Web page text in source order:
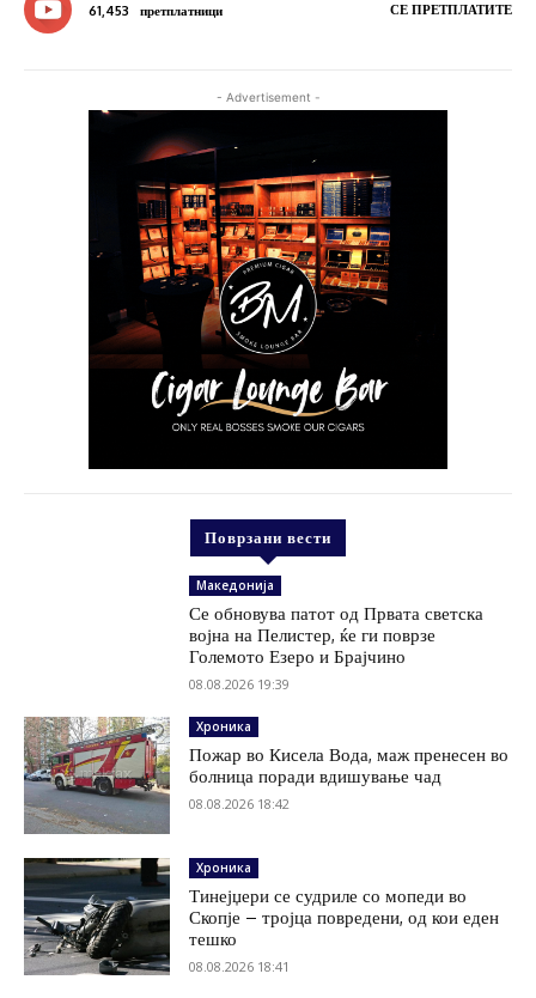
61,453 претплатници СЕ ПРЕТПЛАТИТЕ
- Advertisement -
Поврзани вести
Македонија
Се обновува патот од Првата светска
војна на Пелистер, ќе ги поврзе
Големото Езеро и Брајчино
08.08.2026 19:39
Хроника
Пожар во Кисела Вода, маж пренесен во
болница поради вдишување чад
08.08.2026 18:42
Хроника
Тинејџери се судриле со мопеди во
Скопје – тројца повредени, од кои еден
тешко
08.08.2026 18:41